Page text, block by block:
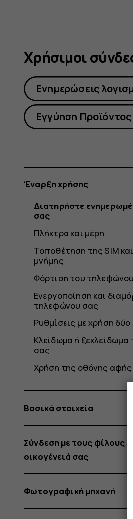
Χρήσιμοι
Ενημερώσεις
Εγγύηση Προϊόντος
Έναρξη χρήσης
Διατηρήστε
σας
Πλήκτρα και μέρη
Τοποθέτηση της SIM
μνήμης
Φόρτιση του
Ενεργοποίηση και
τηλεφώνου σας
Ρυθμίσεις με χρήση δύο
Κλείδωμα ή
σας
Χρήση της οθόνης αφής
Βασικά στοιχεία
Σύνδεση με τους φίλους
οικογένειά σας
Φωτογραφική μηχανή